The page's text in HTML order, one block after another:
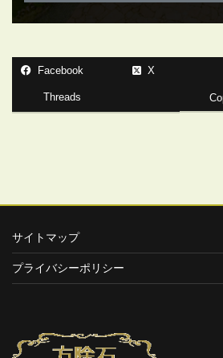
Facebook X
Threads
サイトマップ
プライバシーポリシー